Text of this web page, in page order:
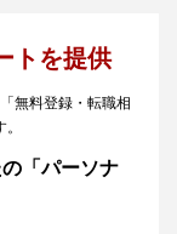
トを提供
無料登録・転職相
「パーソナ